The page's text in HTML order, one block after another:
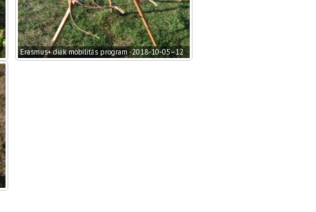
Erasmus+ diák mobilitás program -2018-10-05–12